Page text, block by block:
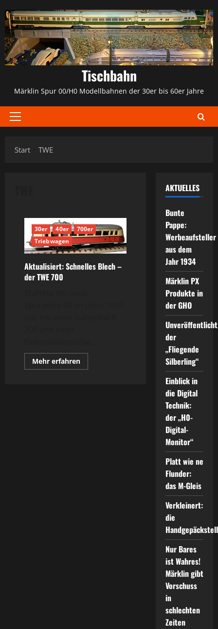
Inhalt
springen
Tischbahn
Märklin Spur 00/H0 Modellbahnen der 30er bis 60er Jahre
Primäres
Start
TWE
30er 40er
700er
Triebwagen
Aktualisiert: Schnelles Blech –
der TWE 700
Mehr erfahrenMehr
Informationen
AKTUELLES
Bunte
Pappe:
Werbeaufsteller
aus dem
Jahr 1934
Märklin PX
Produkte in
der GHO
der
„Fliegende
Silberling“
Einblick in
die Digital
Technik:
der „H0-
Digital-
Monitor“
Platt wie ne
Flunder:
das M-Gleis
Verkleinert:
die
Nur Bares
ist Wahres!
Märklin gibt
Vorschuss
in
schlechten
Zeiten